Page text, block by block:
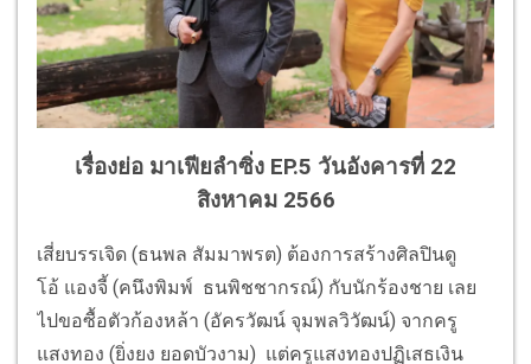
เรื่องย่อ มาเฟียลำซิ่ง EP.5 วันอังคารที่ 22
สิงหาคม 2566
เสี่ยบรรเจิด (ธนพล สัมมาพรต) ต้องการสร้างศิลปินดู
โอ้ แองจี้ (คนึงพิมพ์ ธนพิชชากรณ์) กับนักร้องชาย เลย
ไปขอซื้อตัวก้องหล้า (อัครวัฒน์ จุมพลวิวัฒน์) จากครู
แสงทอง (ยิ่งยง ยอดบัวงาม) แต่ครูแสงทองปฏิเสธเงิน